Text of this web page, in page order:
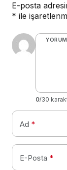
E-posta
* ile
0/30
Ad *
E-Posta *